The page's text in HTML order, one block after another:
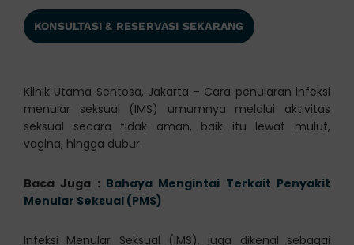
KONSULTASI & RESERVASI SEKARANG
Klinik Utama Sentosa, Jakarta – Cara penularan infeksi
menular seksual (IMS) umumnya melalui aktivitas
seksual secara tidak aman, baik itu lewat mulut,
vagina, hingga dubur.
Baca Juga : Bahaya Mengintai Terkait Penyakit
Menular Seksual (PMS)
Infeksi Menular Seksual (IMS), juga dikenal sebagai